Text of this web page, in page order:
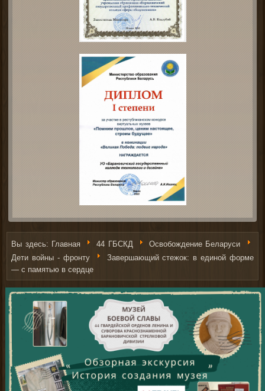
Вы здесь: Главная 44 ГБСКД
Освобождение Беларуси
Дети войны - фронту
Завершающий стежок: в единой форме
— с памятью в сердце